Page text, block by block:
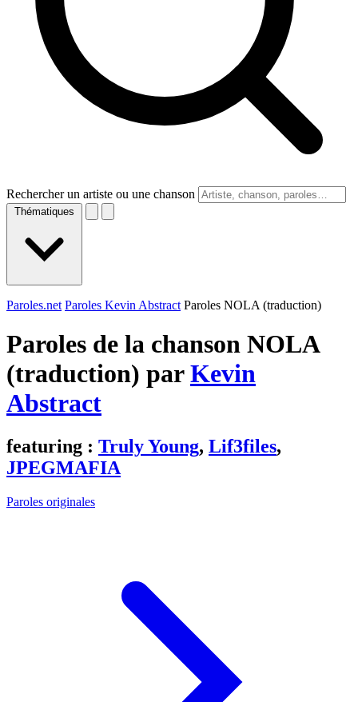
Rechercher un artiste ou une chanson
Thématiques
Paroles.net Paroles Kevin Abstract Paroles NOLA (traduction)
Paroles de la chanson NOLA
(traduction) parKevin
Abstract
featuring : Truly Young, Lif3files,
JPEGMAFIA
Paroles originales